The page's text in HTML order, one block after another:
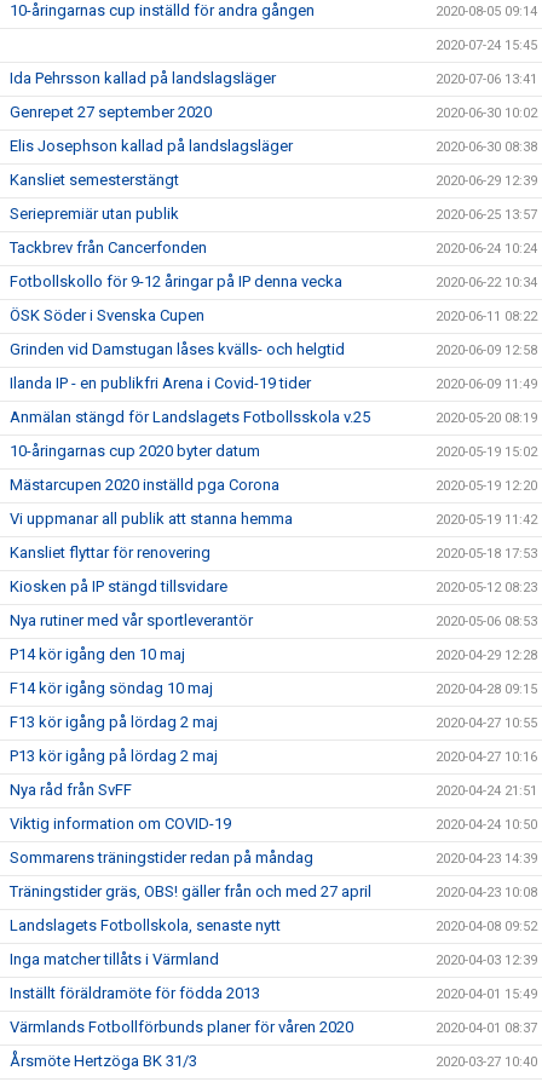
10-åringarnas cup inställd för andra gången 2020-08-05 09:14
2020-07-24 15:45
Ida Pehrsson kallad på landslagsläger 2020-07-06 13:41
Genrepet 27 september 2020 2020-06-30 10:02
Elis Josephson kallad på landslagsläger 2020-06-30 08:38
Kansliet semesterstängt 2020-06-29 12:39
Seriepremiär utan publik 2020-06-25 13:57
Tackbrev från Cancerfonden 2020-06-24 10:24
Fotbollskollo för 9-12 åringar på IP denna vecka 2020-06-22 10:34
ÖSK Söder i Svenska Cupen 2020-06-11 08:22
Grinden vid Damstugan låses kvälls- och helgtid 2020-06-09 12:58
Ilanda IP - en publikfri Arena i Covid-19 tider 2020-06-09 11:49
Anmälan stängd för Landslagets Fotbollsskola v.25 2020-05-20 08:19
10-åringarnas cup 2020 byter datum 2020-05-19 15:02
Mästarcupen 2020 inställd pga Corona 2020-05-19 12:20
Vi uppmanar all publik att stanna hemma 2020-05-19 11:42
Kansliet flyttar för renovering 2020-05-18 17:53
Kiosken på IP stängd tillsvidare 2020-05-12 08:23
Nya rutiner med vår sportleverantör 2020-05-06 08:53
P14 kör igång den 10 maj 2020-04-29 12:28
F14 kör igång söndag 10 maj 2020-04-28 09:15
F13 kör igång på lördag 2 maj 2020-04-27 10:55
P13 kör igång på lördag 2 maj 2020-04-27 10:16
Nya råd från SvFF 2020-04-24 21:51
Viktig information om COVID-19 2020-04-24 10:50
Sommarens träningstider redan på måndag 2020-04-23 14:39
Träningstider gräs, OBS! gäller från och med 27 april 2020-04-23 10:08
Landslagets Fotbollskola, senaste nytt 2020-04-08 09:52
Inga matcher tillåts i Värmland 2020-04-03 12:39
Inställt föräldramöte för födda 2013 2020-04-01 15:49
Värmlands Fotbollförbunds planer för våren 2020 2020-04-01 08:37
Årsmöte Hertzöga BK 31/3 2020-03-27 10:40